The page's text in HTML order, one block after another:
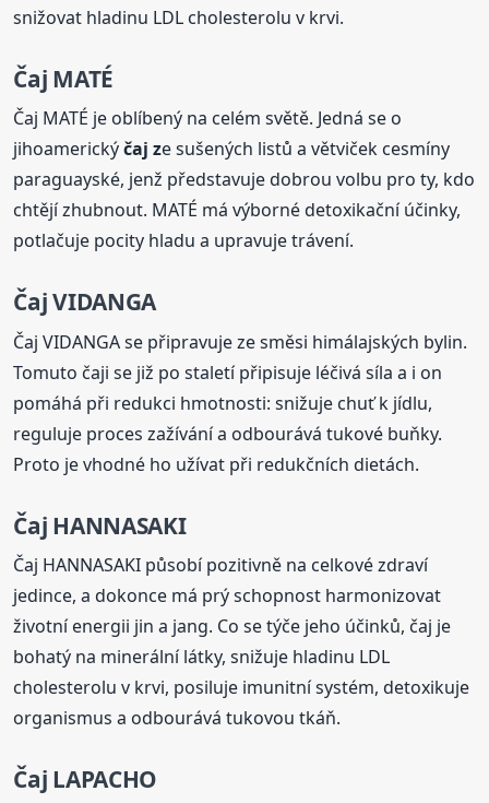
snižovat hladinu LDL cholesterolu v krvi.
Čaj MATÉ
Čaj MATÉ je oblíbený na celém světě. Jedná se o
jihoamerickýčaj ze sušených listů a větviček cesmíny
paraguayské, jenž představuje dobrou volbu pro ty, kdo
chtějí zhubnout. MATÉ má výborné detoxikační účinky,
potlačuje pocity hladu a upravuje trávení.
Čaj VIDANGA
Čaj VIDANGA se připravuje ze směsi himálajských bylin.
Tomuto čaji se již po staletí připisuje léčivá síla a i on
pomáhá při redukci hmotnosti: snižuje chuť k jídlu,
reguluje proces zažívání a odbourává tukové buňky.
Proto je vhodné ho užívat při redukčních dietách.
Čaj HANNASAKI
Čaj HANNASAKI působí pozitivně na celkové zdraví
jedince, a dokonce má prý schopnost harmonizovat
životní energii jin a jang. Co se týče jeho účinků, čaj je
bohatý na minerální látky, snižuje hladinu LDL
cholesterolu v krvi, posiluje imunitní systém, detoxikuje
organismus a odbourává tukovou tkáň.
Čaj LAPACHO